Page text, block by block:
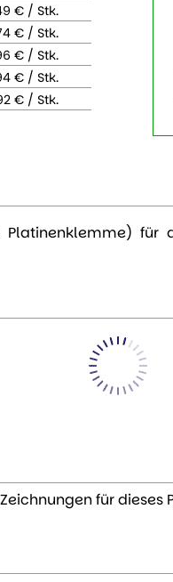
€ / Stk.
€ / Stk.
€ / Stk.
€ / Stk.
€ / Stk.
für dieses